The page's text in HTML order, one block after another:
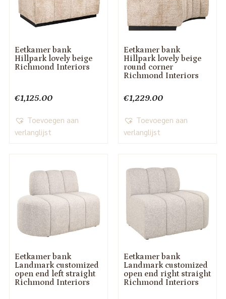
Eetkamer bank
Hillpark lovely beige
Richmond Interiors
€1,125.00
Toevoegen aan
verlanglijst
Eetkamer bank
Hillpark lovely beige
round corner
Richmond Interiors
€1,229.00
Toevoegen aan
verlanglijst
Eetkamer bank
Landmark customized
open end left straight
Richmond Interiors
Eetkamer bank
Landmark customized
open end right straight
Richmond Interiors